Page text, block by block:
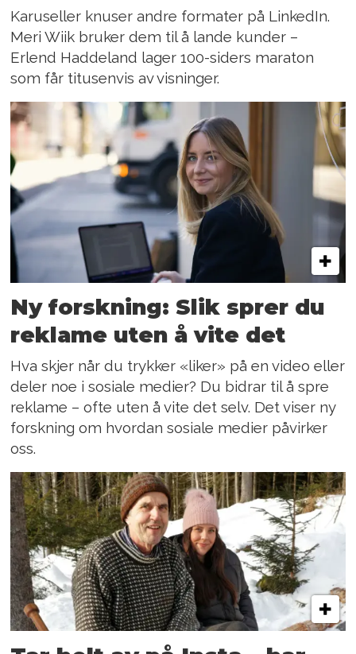
Karuseller knuser andre formater på LinkedIn.
Meri Wiik bruker dem til å lande kunder –
Erlend Haddeland lager 100-siders maraton
som får titusenvis av visninger.
Ny forskning: Slik sprer du
reklame uten å vite det
Hva skjer når du trykker «liker» på en video eller
deler noe i sosiale medier? Du bidrar til å spre
reklame – ofte uten å vite det selv. Det viser ny
forskning om hvordan sosiale medier påvirker
oss.